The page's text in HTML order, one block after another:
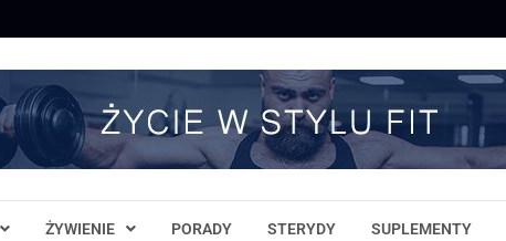
ŻYWIENIE PORADY STERYDY SUPLEMENTY